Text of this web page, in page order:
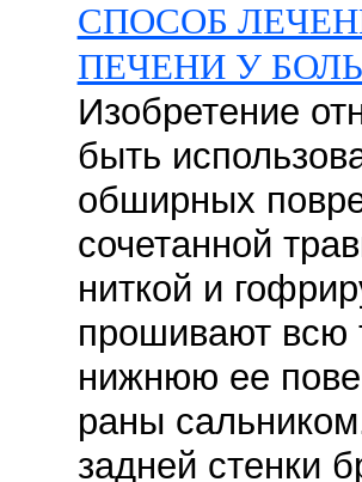
СПОСОБ
ПЕЧЕНИ У
Изобретение
быть
обширных
сочетанной
ниткой и
прошивают всю
нижнюю ее
раны
задней стенки